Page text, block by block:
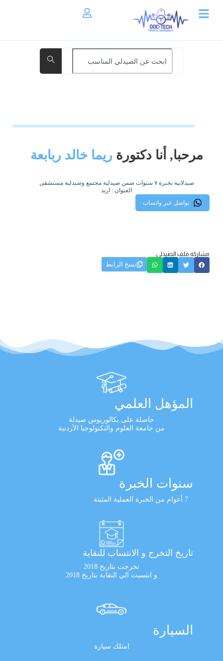
مرحبا, أنا دكتورة ريما خالد ربابعة
صيدلانية بخبرة ٧ سنوات ضمن صيدلية مجتمع وصيدلية مستشفى
العنوان : اربد
تواصل عبر واتساب
مشاركة ملف الصيدلي:
نسخ الرابط
المؤهل العلمي
حاصلة على بكالوريوس صيدلة
من جامعة العلوم والتكنولوجيا الأردنية
سنوات الخبرة
7 أعوام من الخبرة العملية المثبتة
تاريخ التخرج و الانتساب للنقابة
تخرجت بتاريخ 2018
و انتسبت الي النقابة بتاريخ 2018
السيارة
امتلك سيارة